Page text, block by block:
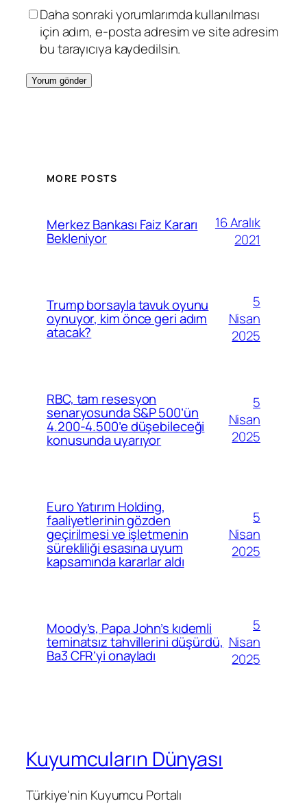
Daha sonraki yorumlarımda kullanılması
için adım, e-posta adresim ve site adresim
bu tarayıcıya kaydedilsin.
MORE POSTS
Merkez Bankası Faiz Kararı
Bekleniyor
16 Aralık
2021
Trump borsayla tavuk oyunu
oynuyor, kim önce geri adım
atacak?
5
Nisan
2025
RBC, tam resesyon
senaryosunda S&P 500’ün
4.200-4.500’e düşebileceği
konusunda uyarıyor
5
Nisan
2025
Euro Yatırım Holding,
faaliyetlerinin gözden
geçirilmesi ve işletmenin
sürekliliği esasına uyum
kapsamında kararlar aldı
5
Nisan
2025
Moody’s, Papa John’s kıdemli
teminatsız tahvillerini düşürdü,
Ba3 CFR’yi onayladı
5
Nisan
2025
Kuyumcuların Dünyası
Türkiye'nin Kuyumcu Portalı